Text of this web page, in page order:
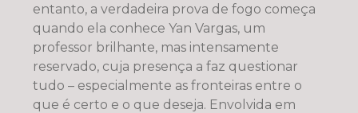
entanto, a verdadeira prova de fogo começa
quando ela conhece Yan Vargas, um
professor brilhante, mas intensamente
reservado, cuja presença a faz questionar
tudo – especialmente as fronteiras entre o
que é certo e o que deseja. Envolvida em